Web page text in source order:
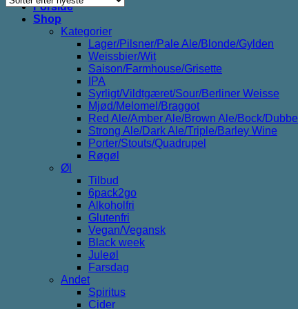
Forside
Shop
Kategorier
Lager/Pilsner/Pale Ale/Blonde/Gylden
Weissbier/Wit
Saison/Farmhouse/Grisette
IPA
Syrligt/Vildtgæret/Sour/Berliner Weisse
Mjød/Melomel/Braggot
Red Ale/Amber Ale/Brown Ale/Bock/Dubbel
Strong Ale/Dark Ale/Triple/Barley Wine
Porter/Stouts/Quadrupel
Røgøl
Øl
Tilbud
6pack2go
Alkoholfri
Glutenfri
Vegan/Vegansk
Black week
Juleøl
Farsdag
Andet
Spiritus
Cider